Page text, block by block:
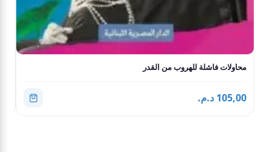
محاولات فاشلة للهروب من القدر
105,00 د.م.